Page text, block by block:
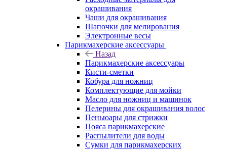
окрашивания
Чаши для окрашивания
Шапочки для мелирования
Электронные весы
Парикмахерские аксессуары
Назад
Парикмахерские аксессуары
Кисти-сметки
Кобура для ножниц
Комплектующие для мойки
Масло для ножниц и машинок
Пелерины для окрашивания волос
Пеньюары для стрижки
Пояса парикмахерские
Распылители для воды
Сумки для парикмахерских